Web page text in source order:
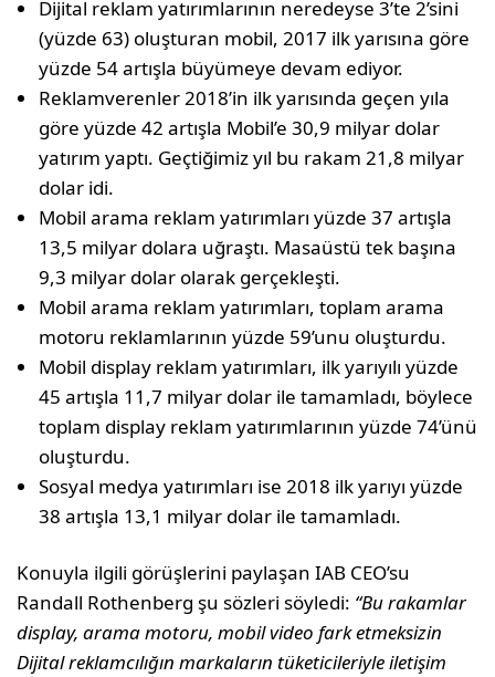
Dijital reklam yatırımlarının neredeyse 3’te 2’sini
(yüzde 63) oluşturan mobil, 2017 ilk yarısına göre
yüzde 54 artışla büyümeye devam ediyor.
Reklamverenler 2018’in ilk yarısında geçen yıla
göre yüzde 42 artışla Mobil’e 30,9 milyar dolar
yatırım yaptı. Geçtiğimiz yıl bu rakam 21,8 milyar
dolar idi.
Mobil arama reklam yatırımları yüzde 37 artışla
13,5 milyar dolara uğraştı. Masaüstü tek başına
9,3 milyar dolar olarak gerçekleşti.
Mobil arama reklam yatırımları, toplam arama
motoru reklamlarının yüzde 59’unu oluşturdu.
Mobil display reklam yatırımları, ilk yarıyılı yüzde
45 artışla 11,7 milyar dolar ile tamamladı, böylece
toplam display reklam yatırımlarının yüzde 74’ünü
oluşturdu.
Sosyal medya yatırımları ise 2018 ilk yarıyı yüzde
38 artışla 13,1 milyar dolar ile tamamladı.
Konuyla ilgili görüşlerini paylaşan IAB CEO’su
Randall Rothenberg şu sözleri söyledi: “Bu rakamlar
display, arama motoru, mobil video fark etmeksizin
Dijital reklamcılığın markaların tüketicileriyle iletişim